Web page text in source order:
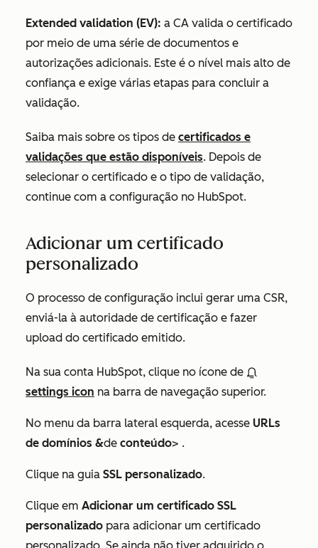
Extended validation (EV): a CA valida o certificado
por meio de uma série de documentos e
autorizações adicionais. Este é o nível mais alto de
confiança e exige várias etapas para concluir a
validação.
Saiba mais sobre os tipos de certificados e
validações que estão disponíveis. Depois de
selecionar o certificado e o tipo de validação,
continue com a configuração no HubSpot.
Adicionar um certificado
personalizado
O processo de configuração inclui gerar uma CSR,
enviá-la à autoridade de certificação e fazer
upload do certificado emitido.
Na sua conta HubSpot, clique no ícone de
settings icon na barra de navegação superior.
No menu da barra lateral esquerda, acesse URLs
de domínios &de conteúdo> .
Clique na guia SSL personalizado.
Clique em Adicionar um certificado SSL
personalizado para adicionar um certificado